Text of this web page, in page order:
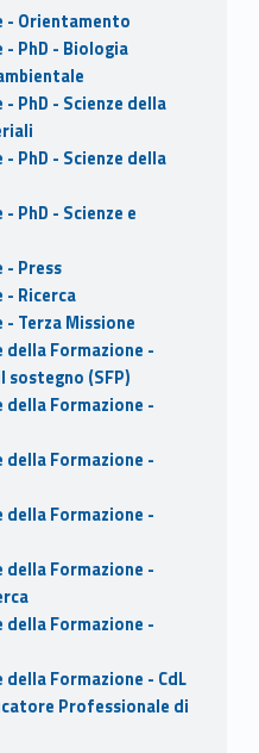
- Orientamento
PhD - Biologia
PhD - Scienze della
PhD - Scienze della
PhD - Scienze e
- Press
Ricerca
Terza Missione
Formazione -
(SFP)
Formazione -
Formazione -
Formazione -
Formazione -
Formazione -
Formazione - CdL
Professionale di